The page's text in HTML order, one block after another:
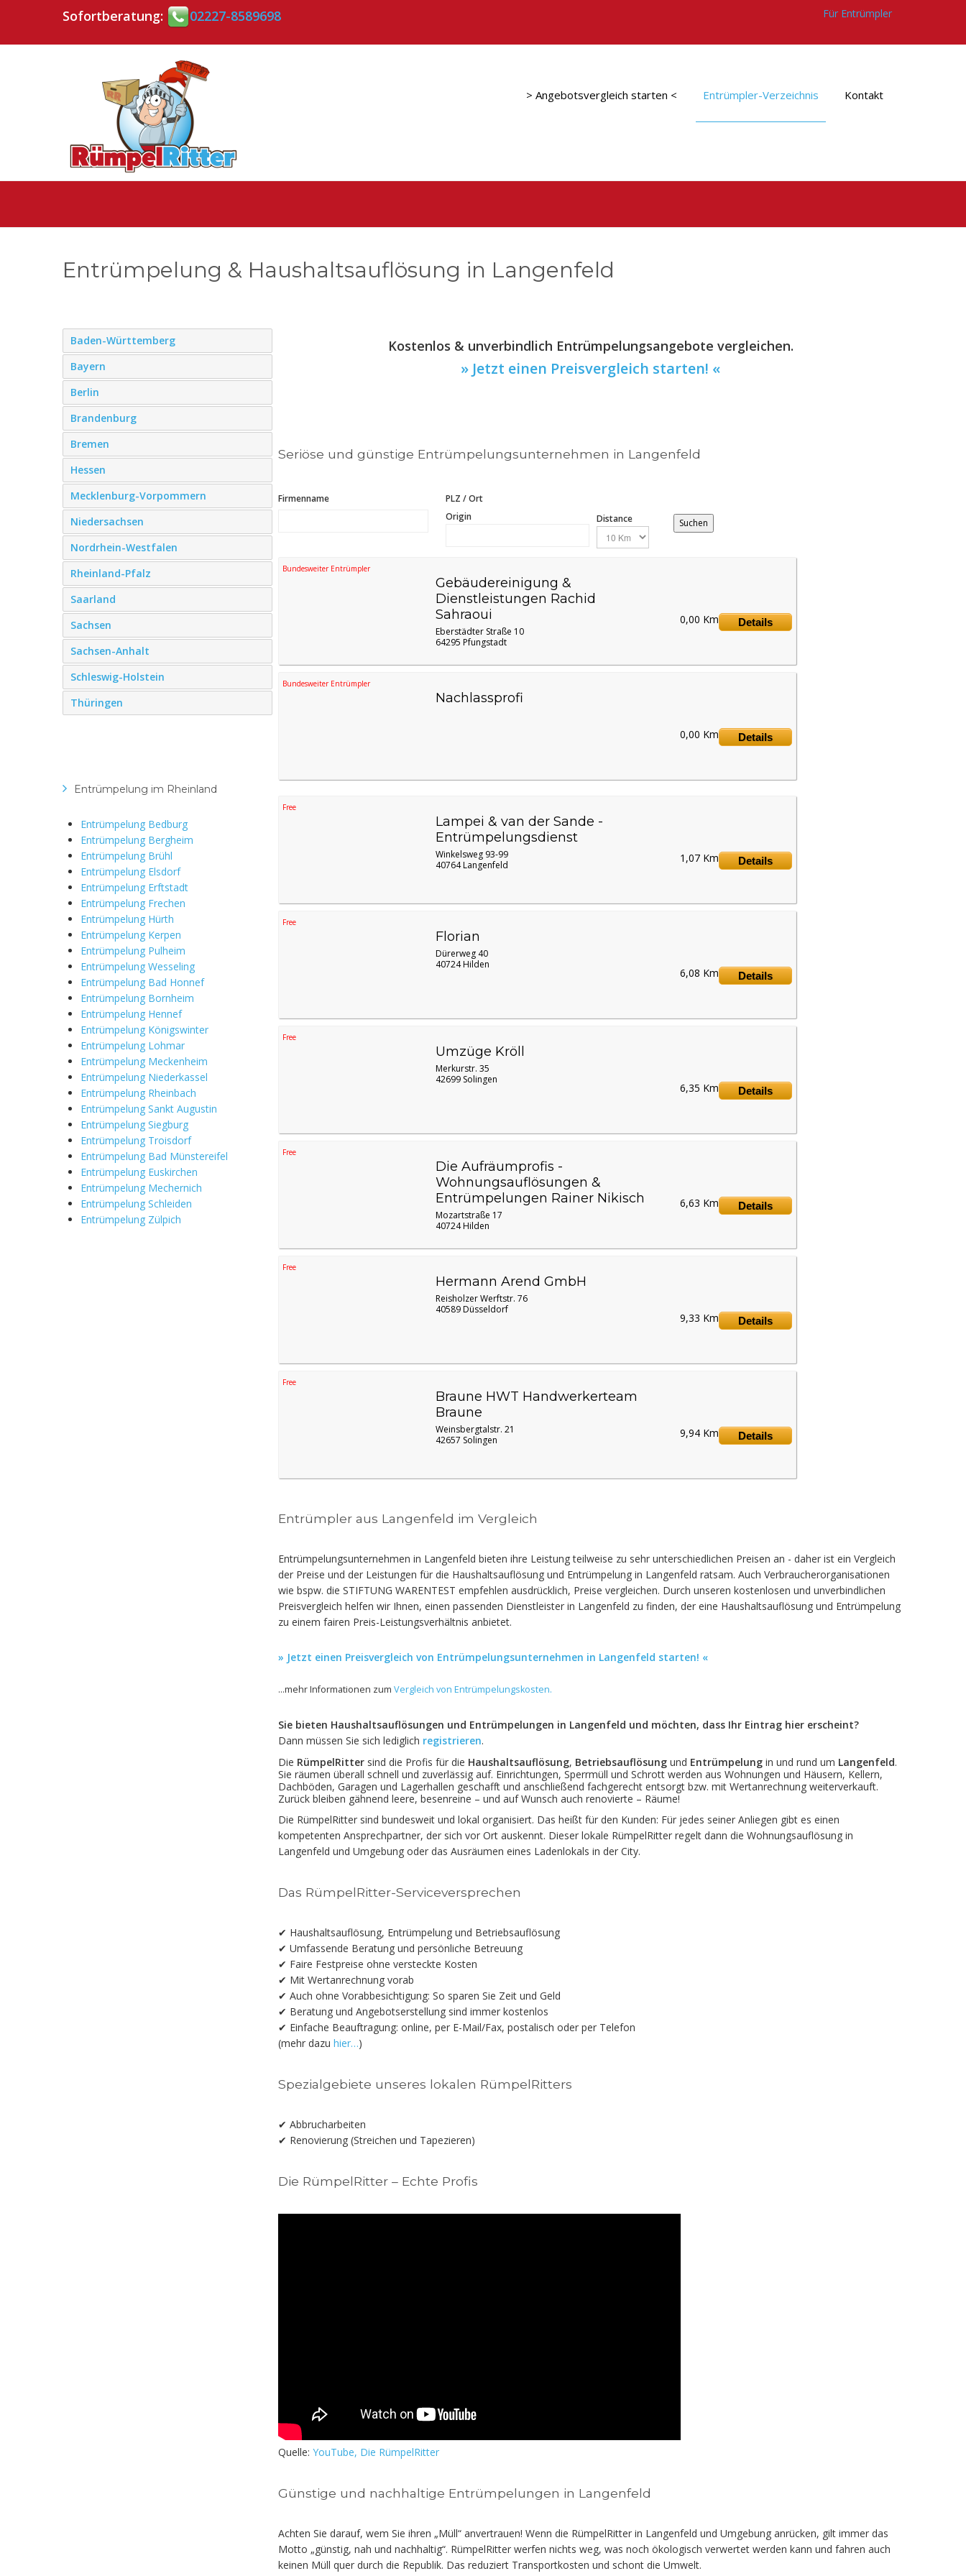
Sofortberatung: 02227-8589698 Für Entrümpler
> Angebotsvergleich starten < Entrümpler-Verzeichnis Kontakt
Entrümpelung & Haushaltsauflösung in Langenfeld
Baden-Württemberg
Bayern
Berlin
Brandenburg
Bremen
Hessen
Mecklenburg-Vorpommern
Niedersachsen
Nordrhein-Westfalen
Rheinland-Pfalz
Saarland
Sachsen
Sachsen-Anhalt
Schleswig-Holstein
Thüringen
Entrümpelung im Rheinland
Entrümpelung Bedburg
Entrümpelung Bergheim
Entrümpelung Brühl
Entrümpelung Elsdorf
Entrümpelung Erftstadt
Entrümpelung Frechen
Entrümpelung Hürth
Entrümpelung Kerpen
Entrümpelung Pulheim
Entrümpelung Wesseling
Entrümpelung Bad Honnef
Entrümpelung Bornheim
Entrümpelung Hennef
Entrümpelung Königswinter
Entrümpelung Lohmar
Entrümpelung Meckenheim
Entrümpelung Niederkassel
Entrümpelung Rheinbach
Entrümpelung Sankt Augustin
Entrümpelung Siegburg
Entrümpelung Troisdorf
Entrümpelung Bad Münstereifel
Entrümpelung Euskirchen
Entrümpelung Mechernich
Entrümpelung Schleiden
Entrümpelung Zülpich
Kostenlos & unverbindlich Entrümpelungsangebote vergleichen.
» Jetzt einen Preisvergleich starten! «
Seriöse und günstige Entrümpelungsunternehmen in Langenfeld
Firmenname
PLZ / Ort
Distance
Origin
Bundesweiter Entrümpler
0,00 Km Details
Gebäudereinigung &
Dienstleistungen Rachid
Sahraoui
Eberstädter Straße 10
64295 Pfungstadt
Bundesweiter Entrümpler
0,00 Km Details
Nachlassprofi
Free
1,07 Km Details
Lampei & van der Sande -
Entrümpelungsdienst
Winkelsweg 93-99
40764 Langenfeld
Free
6,08 Km Details
Florian
Dürerweg 40
40724 Hilden
Free
6,35 Km Details
Umzüge Kröll
Merkurstr. 35
42699 Solingen
Free
6,63 Km Details
Die Aufräumprofis -
Wohnungsauflösungen &
Entrümpelungen Rainer Nikisch
Mozartstraße 17
40724 Hilden
Free
9,33 Km Details
Hermann Arend GmbH
Reisholzer Werftstr. 76
40589 Düsseldorf
Free
9,94 Km Details
Braune HWT Handwerkerteam
Braune
Weinsbergtalstr. 21
42657 Solingen
Entrümpler aus Langenfeld im Vergleich
Entrümpelungsunternehmen in Langenfeld bieten ihre Leistung teilweise zu sehr unterschiedlichen Preisen an - daher ist ein Vergleich
der Preise und der Leistungen für die Haushaltsauflösung und Entrümpelung in Langenfeld ratsam. Auch Verbraucherorganisationen
wie bspw. die STIFTUNG WARENTEST empfehlen ausdrücklich, Preise vergleichen. Durch unseren kostenlosen und unverbindlichen
Preisvergleich helfen wir Ihnen, einen passenden Dienstleister in Langenfeld zu finden, der eine Haushaltsauflösung und Entrümpelung
zu einem fairen Preis-Leistungsverhältnis anbietet.
» Jetzt einen Preisvergleich von Entrümpelungsunternehmen in Langenfeld starten! «
...mehr Informationen zum Vergleich von Entrümpelungskosten.
Sie bieten Haushaltsauflösungen und Entrümpelungen in Langenfeld und möchten, dass Ihr Eintrag hier erscheint?
Dann müssen Sie sich lediglich registrieren.
Die RümpelRitter sind die Profis für die Haushaltsauflösung, Betriebsauflösung und Entrümpelung in und rund um Langenfeld.
Sie räumen überall schnell und zuverlässig auf. Einrichtungen, Sperrmüll und Schrott werden aus Wohnungen und Häusern, Kellern,
Dachböden, Garagen und Lagerhallen geschafft und anschließend fachgerecht entsorgt bzw. mit Wertanrechnung weiterverkauft.
Zurück bleiben gähnend leere, besenreine – und auf Wunsch auch renovierte – Räume!
Die RümpelRitter sind bundesweit und lokal organisiert. Das heißt für den Kunden: Für jedes seiner Anliegen gibt es einen
kompetenten Ansprechpartner, der sich vor Ort auskennt. Dieser lokale RümpelRitter regelt dann die Wohnungsauflösung in
Langenfeld und Umgebung oder das Ausräumen eines Ladenlokals in der City.
Das RümpelRitter-Serviceversprechen
✔ Haushaltsauflösung, Entrümpelung und Betriebsauflösung
✔ Umfassende Beratung und persönliche Betreuung
✔ Faire Festpreise ohne versteckte Kosten
✔ Mit Wertanrechnung vorab
✔ Auch ohne Vorabbesichtigung: So sparen Sie Zeit und Geld
✔ Beratung und Angebotserstellung sind immer kostenlos
✔ Einfache Beauftragung: online, per E-Mail/Fax, postalisch oder per Telefon
(mehr dazu hier…)
Spezialgebiete unseres lokalen RümpelRitters
✔ Abbrucharbeiten
✔ Renovierung (Streichen und Tapezieren)
Die RümpelRitter – Echte Profis
Quelle: YouTube, Die RümpelRitter
Günstige und nachhaltige Entrümpelungen in Langenfeld
Achten Sie darauf, wem Sie ihren „Müll“ anvertrauen! Wenn die RümpelRitter in Langenfeld und Umgebung anrücken, gilt immer das
Motto „günstig, nah und nachhaltig“. RümpelRitter werfen nichts weg, was noch ökologisch verwertet werden kann und fahren auch
keinen Müll quer durch die Republik. Das reduziert Transportkosten und schont die Umwelt.